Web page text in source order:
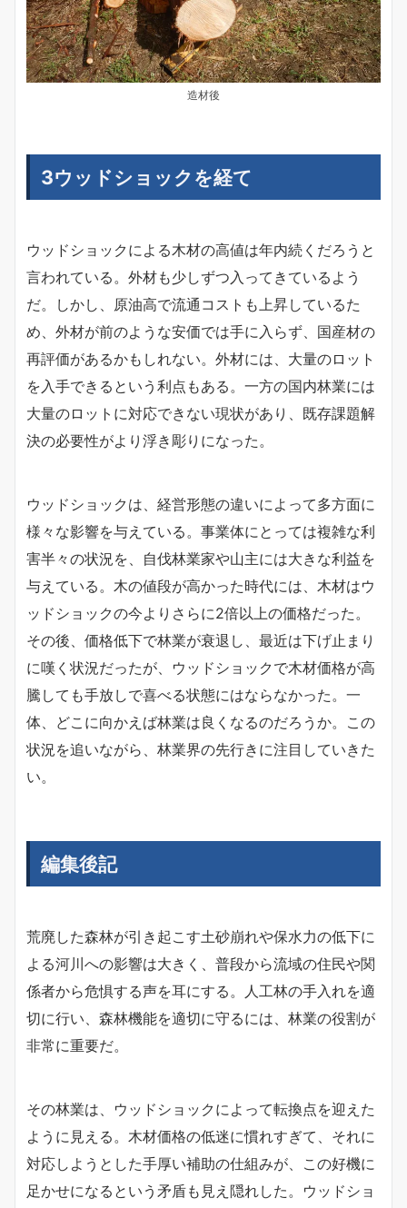
造材後
3ウッドショックを経て
ウッドショックによる木材の高値は年内続くだろうと
言われている。外材も少しずつ入ってきているよう
だ。しかし、原油高で流通コストも上昇しているた
め、外材が前のような安価では手に入らず、国産材の
再評価があるかもしれない。外材には、大量のロット
を入手できるという利点もある。一方の国内林業には
大量のロットに対応できない現状があり、既存課題解
決の必要性がより浮き彫りになった。
ウッドショックは、経営形態の違いによって多方面に
様々な影響を与えている。事業体にとっては複雑な利
害半々の状況を、自伐林業家や山主には大きな利益を
与えている。木の値段が高かった時代には、木材はウ
ッドショックの今よりさらに2倍以上の価格だった。
その後、価格低下で林業が衰退し、最近は下げ止まり
に嘆く状況だったが、ウッドショックで木材価格が高
騰しても手放しで喜べる状態にはならなかった。一
体、どこに向かえば林業は良くなるのだろうか。この
状況を追いながら、林業界の先行きに注目していきた
い。
編集後記
荒廃した森林が引き起こす土砂崩れや保水力の低下に
よる河川への影響は大きく、普段から流域の住民や関
係者から危惧する声を耳にする。人工林の手入れを適
切に行い、森林機能を適切に守るには、林業の役割が
非常に重要だ。
その林業は、ウッドショックによって転換点を迎えた
ように見える。木材価格の低迷に慣れすぎて、それに
対応しようとした手厚い補助の仕組みが、この好機に
足かせになるという矛盾も見え隠れした。ウッドショ